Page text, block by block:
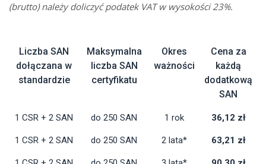
(brutto) należy doliczyć podatek VAT w wysokości 23%.
Liczba SAN
dołączana w
standardzie
Maksymalna
liczba SAN
certyfikatu
Okres
ważności
Cena za
każdą
dodatkową
SAN
1 CSR + 2 SAN do 250 SAN 1 rok 36,12 zł
1 CSR + 2 SAN do 250 SAN 2 lata* 63,21 zł